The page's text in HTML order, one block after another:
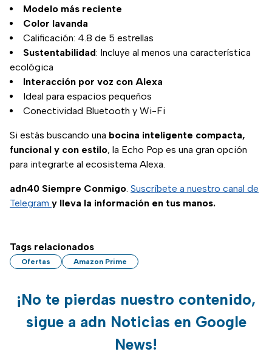
Modelo más reciente
Color lavanda
Calificación: 4.8 de 5 estrellas
Sustentabilidad: Incluye al menos una característica
ecológica
Interacción por voz con Alexa
Ideal para espacios pequeños
Conectividad Bluetooth y Wi-Fi
Si estás buscando una bocina inteligente compacta,
funcional y con estilo, la Echo Pop es una gran opción
para integrarte al ecosistema Alexa.
adn40 Siempre Conmigo. Suscríbete a nuestro canal de
Telegram y lleva la información en tus manos.
Tags relacionados
Ofertas Amazon Prime
¡No te pierdas nuestro contenido,
sigue a adn Noticias en Google
News!